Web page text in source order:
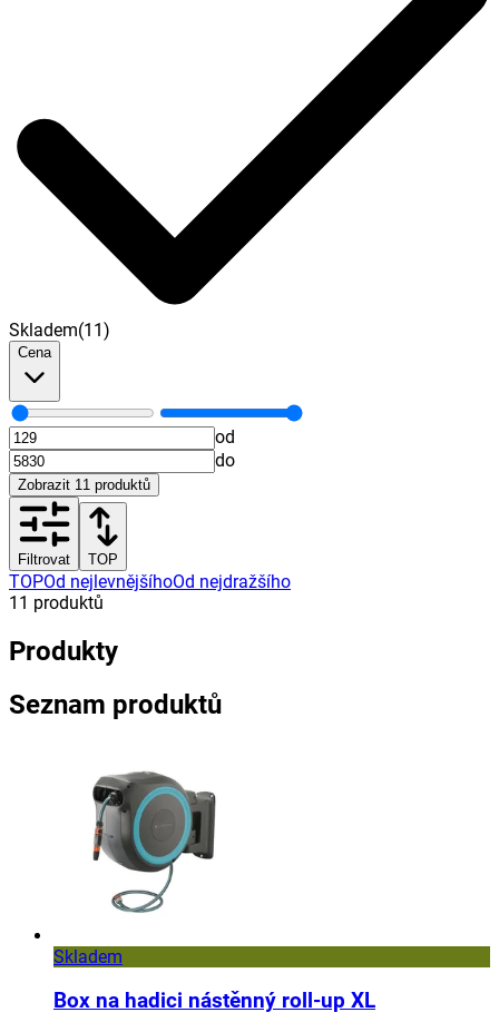
Skladem(11)
Cena
od
do
Zobrazit 11 produktů
Filtrovat TOP
TOPOd nejlevnějšíhoOd nejdražšího
11 produktů
Produkty
Seznam produktů
Skladem
Box na hadici nástěnný roll-up XL